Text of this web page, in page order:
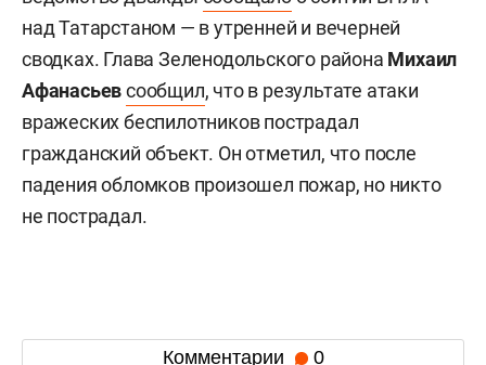
над Татарстаном — в утренней и вечерней
сводках. Глава Зеленодольского района Михаил
Афанасьевсообщил, что в результате атаки
вражеских беспилотников пострадал
гражданский объект. Он отметил, что после
падения обломков произошел пожар, но никто
не пострадал.
Комментарии 0